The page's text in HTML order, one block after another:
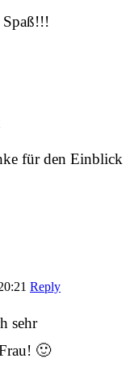
Spaß!!!
für den Einblick
Reply
sehr
🙂